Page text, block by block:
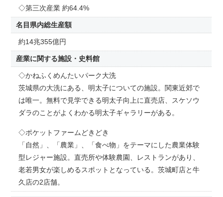
◇第三次産業 約64.4%
名目県内総生産額
約14兆355億円
産業に関する施設・史料館
◇かねふくめんたいパーク大洗
茨城県の大洗にある、明太子についての施設。関東近郊で
は唯一。無料で見学できる明太子向上に直売店、スケソウ
ダラのことがよくわかる明太子ギャラリーがある。
◇ポケットファームどきどき
「自然」、「農業」、「食べ物」をテーマにした農業体験
型レジャー施設。直売所や体験農園、レストランがあり、
老若男女が楽しめるスポットとなっている。茨城町店と牛
久店の2店舗。